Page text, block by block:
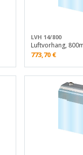
LVH 14/800
Luftvorhang,
773,70 €